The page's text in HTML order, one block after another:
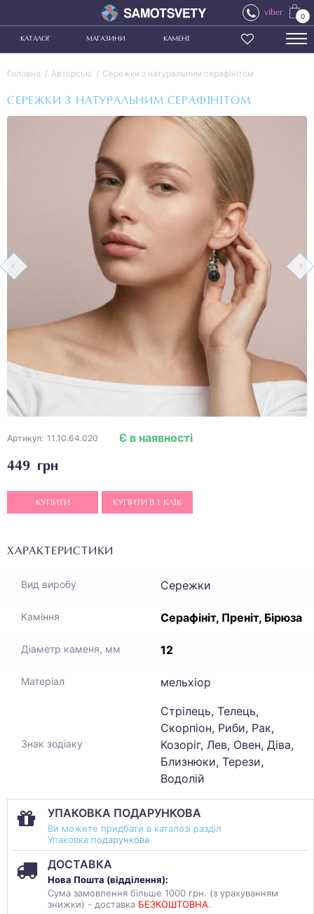
viber 0
КАТАЛОГ МАГАЗИНИ КАМЕНІ
Головна Авторські Сережки з натуральним серафінітом
СЕРЕЖКИ З НАТУРАЛЬНИМ СЕРАФІНІТОМ
Артикул: 11.10.64.020
449 грн
Є в наявності
КУПИТИ КУПИТИ В 1 КЛІК
ХАРАКТЕРИСТИКИ
Вид виробу Сережки
Каміння Серафініт, Преніт, Бірюза
Діаметр каменя, мм 12
Матеріал мельхіор
Знак зодіаку
Стрілець, Телець,
Скорпіон, Риби, Рак,
Козоріг, Лев, Овен, Діва,
Близнюки, Терези,
Водолій
УПАКОВКА ПОДАРУНКОВА
Ви можете придбати в каталозі разділ
Упаковка подарункова
ДОСТАВКА
Нова Пошта (відділення):
Сума замовлення більше 1000 грн. (з урахуванням
знижки) - доставка БЕЗКОШТОВНА.